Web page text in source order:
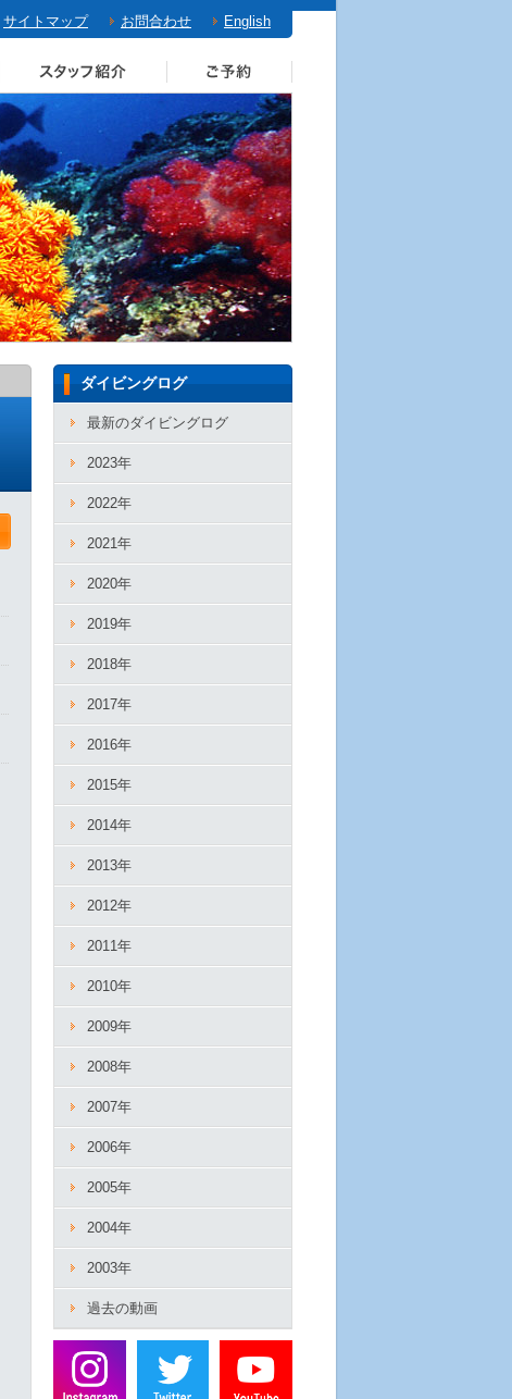
サイトマップ お問合わせ English
ダイビングログ
最新のダイビングログ
2023年
2022年
2021年
2020年
2019年
2018年
2017年
2016年
2015年
2014年
2013年
2012年
2011年
2010年
2009年
2008年
2007年
2006年
2005年
2004年
2003年
過去の動画